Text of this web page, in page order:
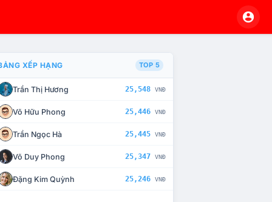
CHẾ TÀI XỬ LÝ VI PHẠM
XẾP HẠNG TOP 5
Trần Thị Hương 25,548 VNĐ
Võ Hữu Phong 25,446 VNĐ
Trần Ngọc Hà 25,445 VNĐ
Võ Duy Phong 25,347 VNĐ
Đặng Kim Quỳnh 25,246 VNĐ